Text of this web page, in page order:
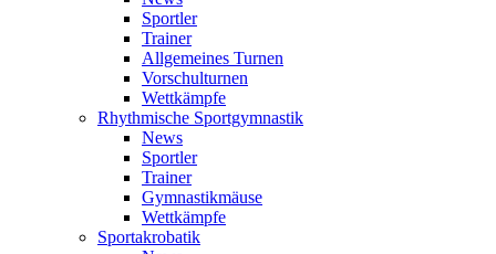
Sportler
Trainer
Allgemeines Turnen
Vorschulturnen
Wettkämpfe
Rhythmische Sportgymnastik
News
Sportler
Trainer
Gymnastikmäuse
Wettkämpfe
Sportakrobatik